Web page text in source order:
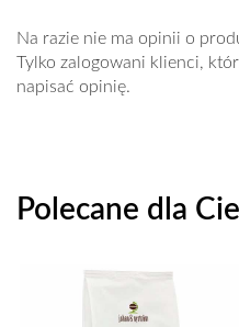
Na razie nie ma opinii o
Tylko zalogowani klienci,
napisać opinię.
Polecane dla